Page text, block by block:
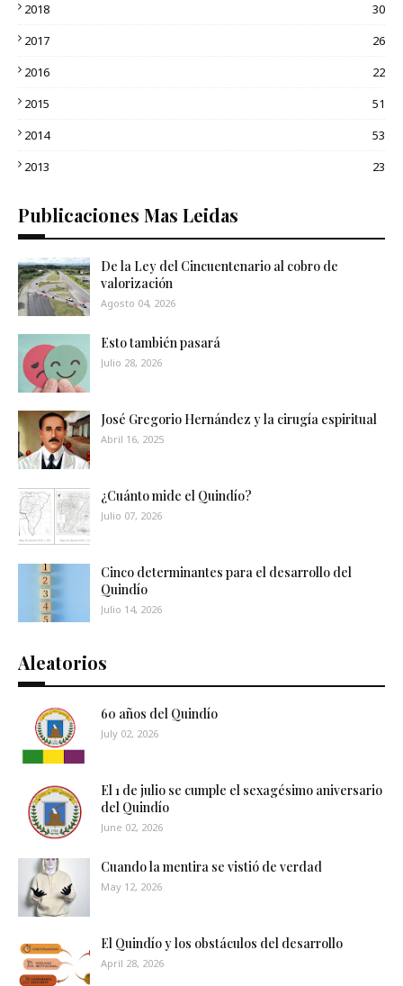
2018
30
2017
26
2016
22
2015
51
2014
53
2013
23
Publicaciones Mas Leidas
De la Ley del Cincuentenario al cobro de
valorización
Agosto 04, 2026
Esto también pasará
Julio 28, 2026
José Gregorio Hernández y la cirugía espiritual
Abril 16, 2025
¿Cuánto mide el Quindío?
Julio 07, 2026
Cinco determinantes para el desarrollo del
Quindío
Julio 14, 2026
Aleatorios
60 años del Quindío
July 02, 2026
El 1 de julio se cumple el sexagésimo aniversario
del Quindío
June 02, 2026
Cuando la mentira se vistió de verdad
May 12, 2026
El Quindío y los obstáculos del desarrollo
April 28, 2026